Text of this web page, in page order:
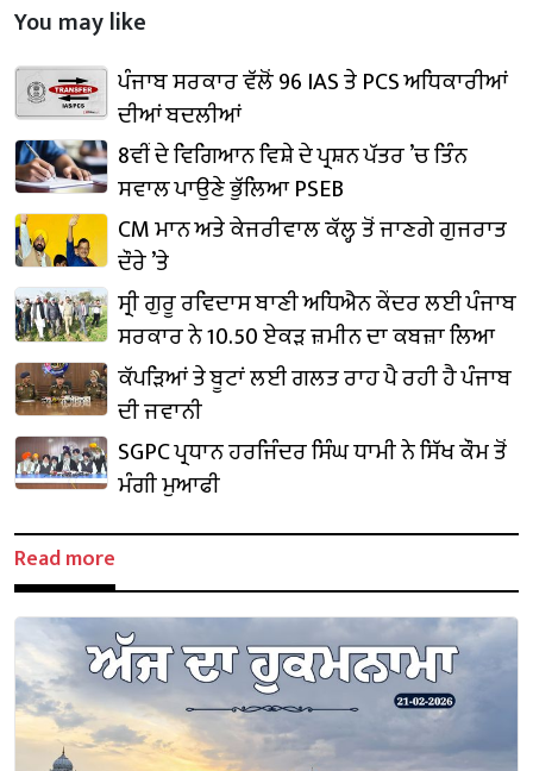
You may like
ਪੰਜਾਬ ਸਰਕਾਰ ਵੱਲੋਂ 96 IAS ਤੇ PCS ਅਧਿਕਾਰੀਆਂ
ਦੀਆਂ ਬਦਲੀਆਂ
8ਵੀਂ ਦੇ ਵਿਗਿਆਨ ਵਿਸ਼ੇ ਦੇ ਪ੍ਰਸ਼ਨ ਪੱਤਰ ’ਚ ਤਿੰਨ
ਸਵਾਲ ਪਾਉਣੇ ਭੁੱਲਿਆ PSEB
CM ਮਾਨ ਅਤੇ ਕੇਜਰੀਵਾਲ ਕੱਲ੍ਹ ਤੋਂ ਜਾਣਗੇ ਗੁਜਰਾਤ
ਦੌਰੇ ’ਤੇ
ਸ੍ਰੀ ਗੁਰੂ ਰਵਿਦਾਸ ਬਾਣੀ ਅਧਿਐਨ ਕੇਂਦਰ ਲਈ ਪੰਜਾਬ
ਸਰਕਾਰ ਨੇ 10.50 ਏਕੜ ਜ਼ਮੀਨ ਦਾ ਕਬਜ਼ਾ ਲਿਆ
ਕੱਪੜਿਆਂ ਤੇ ਬੂਟਾਂ ਲਈ ਗਲਤ ਰਾਹ ਪੈ ਰਹੀ ਹੈ ਪੰਜਾਬ
ਦੀ ਜਵਾਨੀ
SGPC ਪ੍ਰਧਾਨ ਹਰਜਿੰਦਰ ਸਿੰਘ ਧਾਮੀ ਨੇ ਸਿੱਖ ਕੌਮ ਤੋਂ
ਮੰਗੀ ਮੁਆਫੀ
Read more